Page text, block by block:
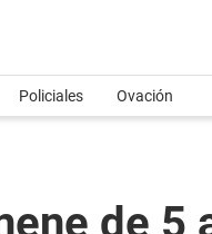
Policiales Ovación
de 5